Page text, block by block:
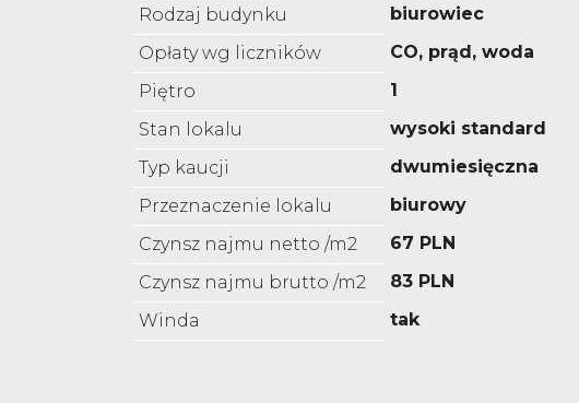
Rodzaj budynku
biurowiec
Opłaty wg liczników
CO, prąd, woda
Piętro
1
Stan lokalu
wysoki standard
Typ kaucji
dwumiesięczna
Przeznaczenie lokalu
biurowy
Czynsz najmu netto /m2
67 PLN
Czynsz najmu brutto /m2
83 PLN
Winda
tak